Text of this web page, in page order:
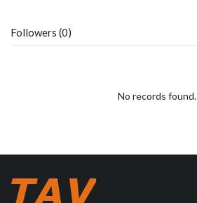
Followers (0)
No records found.